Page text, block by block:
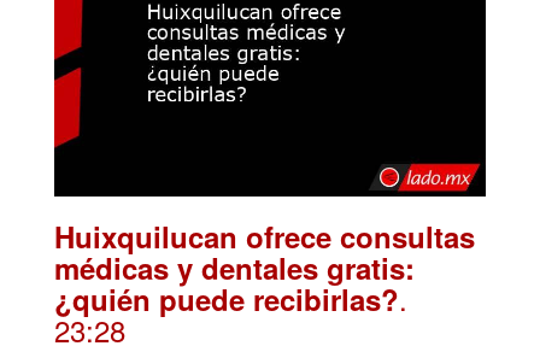
Huixquilucan ofrece consultas
médicas y dentales gratis:
¿quién puede recibirlas?.
23:28